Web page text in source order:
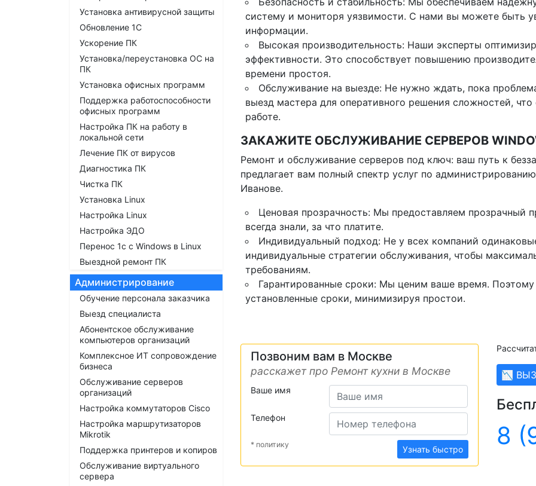
Установка антивирусной защиты
Обновление 1С
Ускорение ПК
Установка/переустановка ОС на
ПК
Установка офисных программ
Поддержка работоспособности
офисных программ
Настройка ПК на работу в
локальной сети
Лечение ПК от вирусов
Диагностика ПК
Чистка ПК
Установка Linux
Настройка Linux
Настройка ЭДО
Перенос 1с с Windows в Linux
Выездной ремонт ПК
Администрирование
Обучение персонала заказчика
Выезд специалиста
Абонентское обслуживание
компьютеров организаций
Комплексное ИТ сопровождение
бизнеса
Обслуживание серверов
организаций
Настройка коммутаторов Cisco
Настройка маршрутизаторов
Mikrotik
Поддержка принтеров и копиров
Обслуживание виртуального
сервера
систему и мониторя уязвимости. С нами вы можете быть
информации.
Высокая производительность: Наши эксперты
эффективности. Это способствует повышению
времени простоя.
Обслуживание на выезде: Не нужно ждать, пока
выезд мастера для оперативного решения сложностей,
работе.
ЗАКАЖИТЕ ОБСЛУЖИВАНИЕ СЕРВЕРОВ
Ремонт и обслуживание серверов под ключ: ваш путь к
предлагает вам полный спектр услуг по
Иванове.
Ценовая прозрачность: Мы предоставляем прозрачный
всегда знали, за что платите.
Индивидуальный подход: Не у всех компаний
индивидуальные стратегии обслуживания, чтобы
требованиям.
Гарантированные сроки: Мы ценим ваше время.
установленные сроки, минимизируя простои.
Позвоним вам в Москве
расскажет про Ремонт кухни в Москве
Ваше имя
Телефон
* политику Узнать быстро
📉
8